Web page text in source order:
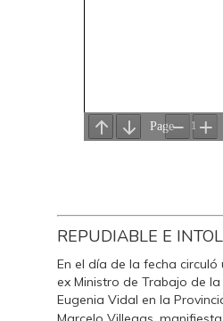
REPUDIABLE E
En el día de la fecha
ex Ministro de Trabajo de
Eugenia Vidal en la